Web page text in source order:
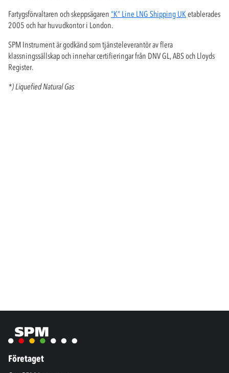
Fartygsförvaltaren och skeppsägaren ”K” Line LNG Shipping UK etablerades
2005 och har huvudkontor i London.
SPM Instrument är godkänd som tjänsteleverantör av flera
klassningssällskap och innehar certifieringar från DNV GL, ABS och Lloyds
Register.
*) Liquefied Natural Gas
Företaget